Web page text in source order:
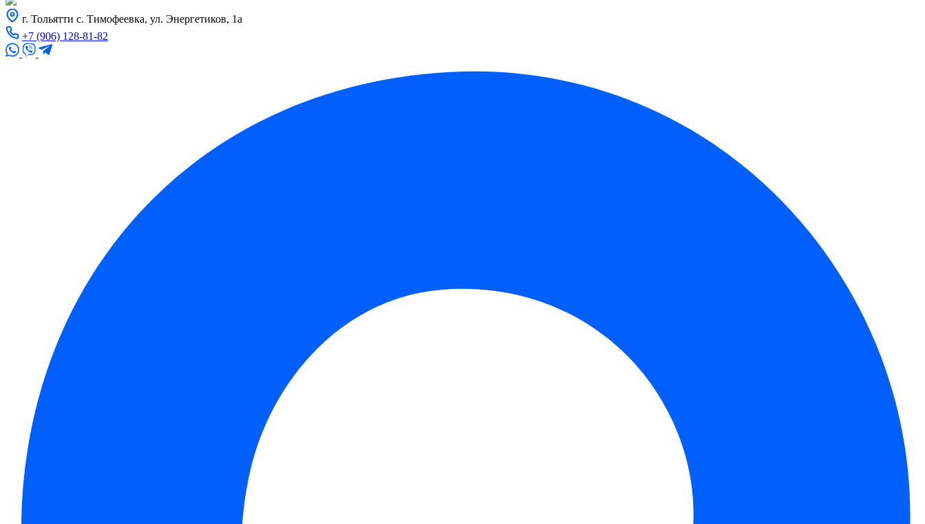
г. Тольятти с. Тимофеевка, ул. Энергетиков, 1а
+7 (906) 128-81-82